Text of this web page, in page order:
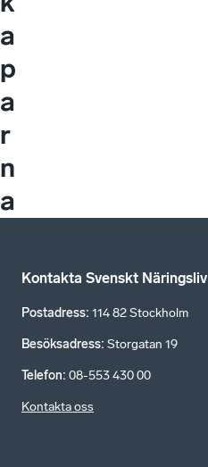
a
p
a
r
n
a
Kontakta Svenskt Näringsliv
Postadress: 114 82 Stockholm
Besöksadress: Storgatan 19
Telefon: 08-553 430 00
Kontakta oss